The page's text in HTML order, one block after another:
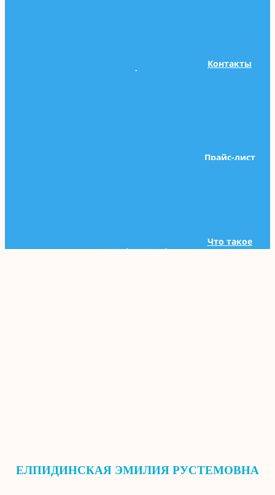
Контакты
сертификаты
Прайс-лист
Что такое
сон (седация)
ЕЛПИДИНСКАЯ ЭМИЛИЯ РУСТЕМОВНА